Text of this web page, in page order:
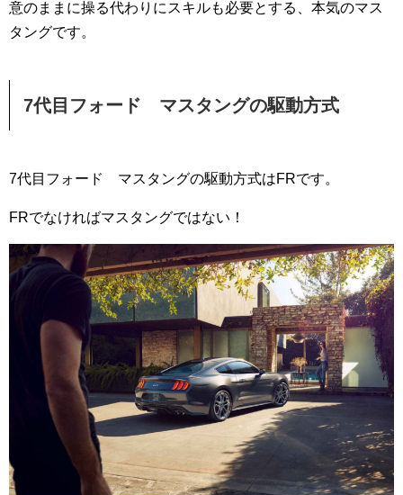
意のままに操る代わりにスキルも必要とする、本気のマス
タングです。
7代目フォード マスタングの駆動方式
7代目フォード マスタングの駆動方式はFRです。
FRでなければマスタングではない！